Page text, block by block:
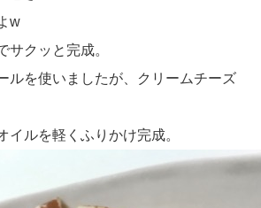
w
サクッと完成。
ルを使いましたが、クリームチーズ
イルを軽くふりかけ完成。